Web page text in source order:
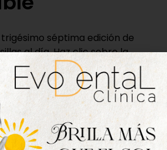
séptima edición de
al día. Haz clic sobre la
online.